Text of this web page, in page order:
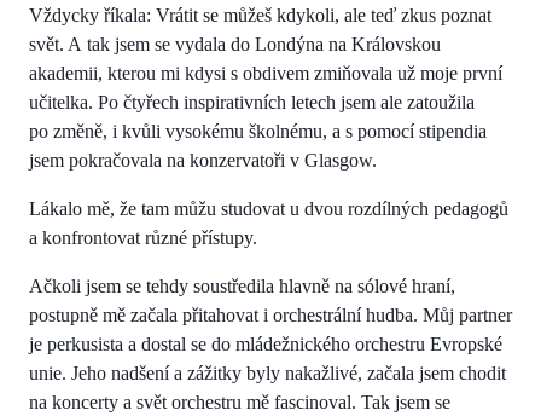
Vždycky říkala: Vrátit se můžeš kdykoli, ale teď zkus poznat
svět. A tak jsem se vydala do Londýna na Královskou
akademii, kterou mi kdysi s obdivem zmiňovala už moje první
učitelka. Po čtyřech inspirativních letech jsem ale zatoužila
po změně, i kvůli vysokému školnému, a s pomocí stipendia
jsem pokračovala na konzervatoři v Glasgow.
Lákalo mě, že tam můžu studovat u dvou rozdílných pedagogů
a konfrontovat různé přístupy.
Ačkoli jsem se tehdy soustředila hlavně na sólové hraní,
postupně mě začala přitahovat i orchestrální hudba. Můj partner
je perkusista a dostal se do mládežnického orchestru Evropské
unie. Jeho nadšení a zážitky byly nakažlivé, začala jsem chodit
na koncerty a svět orchestru mě fascinoval. Tak jsem se